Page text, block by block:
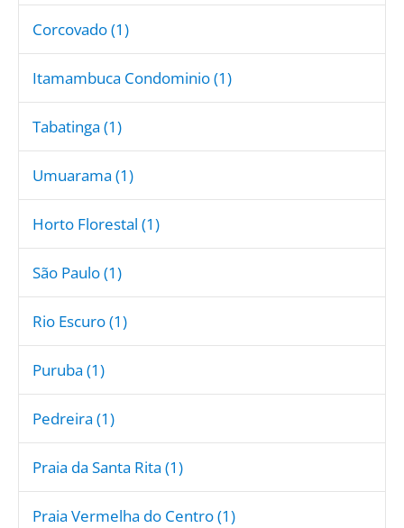
Corcovado (1)
Itamambuca Condominio (1)
Tabatinga (1)
Umuarama (1)
Horto Florestal (1)
São Paulo (1)
Rio Escuro (1)
Puruba (1)
Pedreira (1)
Praia da Santa Rita (1)
Praia Vermelha do Centro (1)